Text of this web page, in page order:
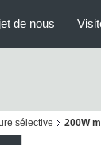
de nous
sélective 200W